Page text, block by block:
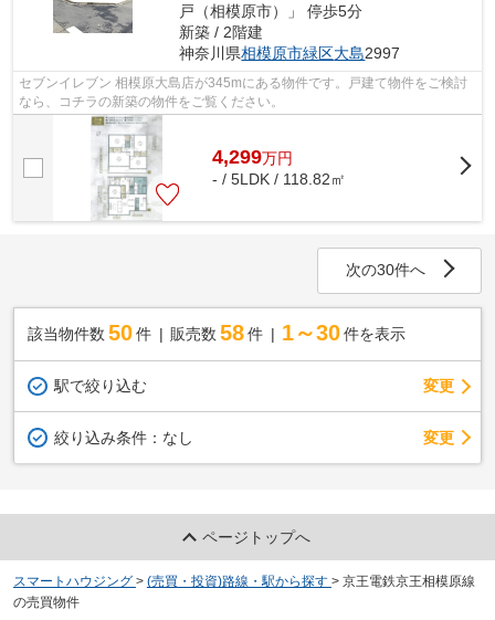
戸（相模原市）」 停歩5分
新築 / 2階建
神奈川県相模原市緑区大島2997
セブンイレブン 相模原大島店が345mにある物件です。戸建て物件をご検討
なら、コチラの新築の物件をご覧ください。
4,299万円
- / 5LDK / 118.82㎡
次の30件へ
該当物件数 50件 販売数 58 件 1～30 件を表示
駅で絞り込む 変更
絞り込み条件： なし 変更
ページトップへ
スマートハウジング > (売買・投資)路線・駅から探す > 京王電鉄京王相模原線
の売買物件